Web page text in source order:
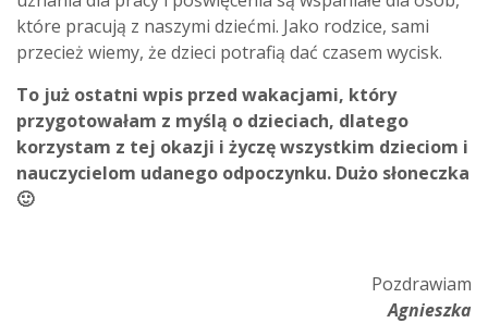
które pracują z naszymi dziećmi. Jako rodzice, sami
przecież wiemy, że dzieci potrafią dać czasem wycisk.
To już ostatni wpis przed wakacjami, który
przygotowałam z myślą o dzieciach, dlatego
korzystam z tej okazji i życzę wszystkim dzieciom i
nauczycielom udanego odpoczynku. Dużo słoneczka
🙂
Pozdrawiam
Agnieszka